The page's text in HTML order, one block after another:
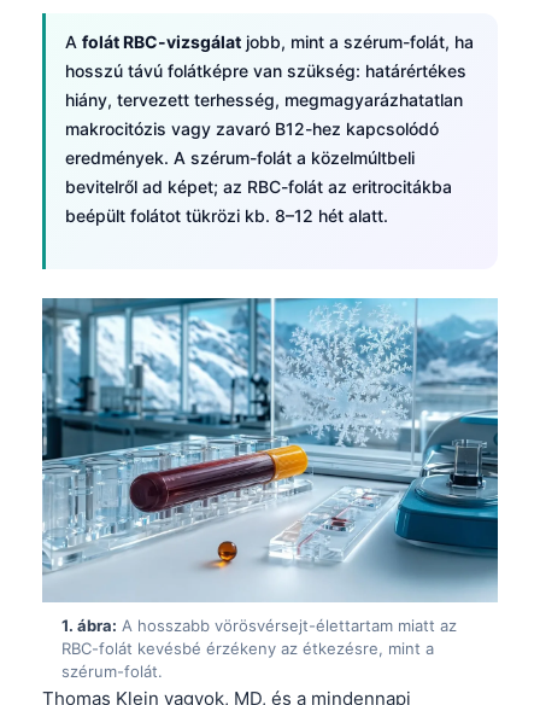
A folát RBC-vizsgálat jobb, mint a szérum-folát, ha
hosszú távú folátképre van szükség: határértékes
hiány, tervezett terhesség, megmagyarázhatatlan
makrocitózis vagy zavaró B12-hez kapcsolódó
eredmények. A szérum-folát a közelmúltbeli
bevitelről ad képet; az RBC-folát az eritrocitákba
beépült folátot tükrözi kb. 8–12 hét alatt.
1. ábra: A hosszabb vörösvérsejt-élettartam miatt az
RBC-folát kevésbé érzékeny az étkezésre, mint a
szérum-folát.
Thomas Klein vagyok, MD, és a mindennapi